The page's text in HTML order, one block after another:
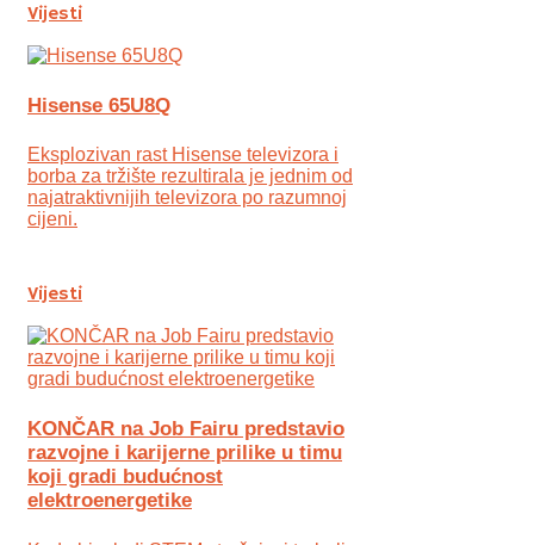
Vijesti
Hisense 65U8Q
Eksplozivan rast Hisense televizora i
borba za tržište rezultirala je jednim od
najatraktivnijih televizora po razumnoj
cijeni.
Vijesti
KONČAR na Job Fairu predstavio
razvojne i karijerne prilike u timu
koji gradi budućnost
elektroenergetike